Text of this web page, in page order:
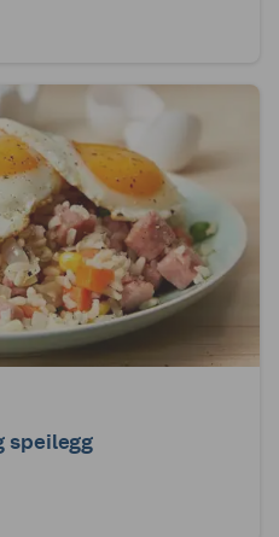
speilegg